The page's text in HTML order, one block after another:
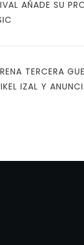
AÑADE SU
TERCERA
IZAL Y